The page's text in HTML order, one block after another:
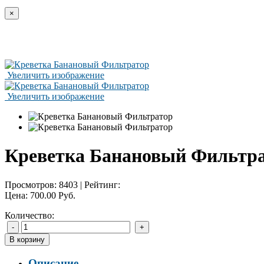
×
Увеличить изображение
Увеличить изображение
Креветка Банановый
Просмотров: 8403 | Рейтинг:
Цена: 700.00 Руб.
Количество: